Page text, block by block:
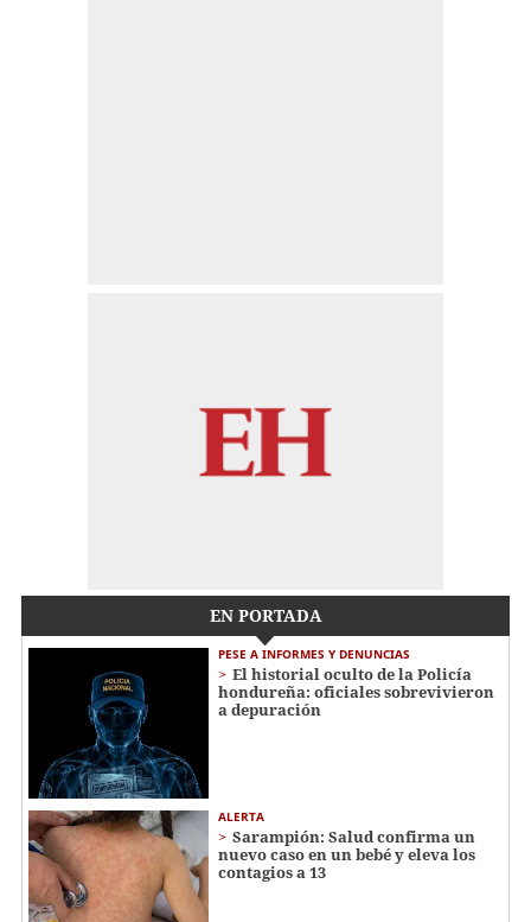
EN PORTADA
PESE A INFORMES Y DENUNCIAS
El historial oculto de la Policía
hondureña: oficiales sobrevivieron
a depuración
ALERTA
Sarampión: Salud confirma un
nuevo caso en un bebé y eleva los
contagios a 13